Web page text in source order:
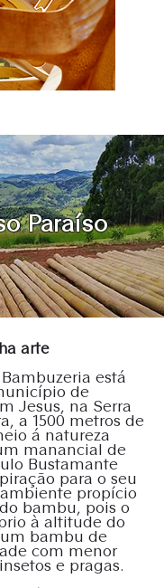
Paraíso
arte
Bambuzeria está
de
Jesus, na Serra
a 1500 metros de
á natureza
manancial de
Bustamante
para o seu
propício
bambu, pois o
à altitude do
bambu de
com menor
e pragas.